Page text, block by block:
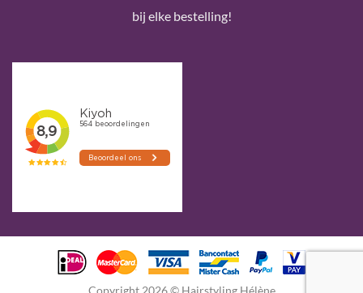
bij elke bestelling!
Copyright 2026 © Hairstyling Hélène